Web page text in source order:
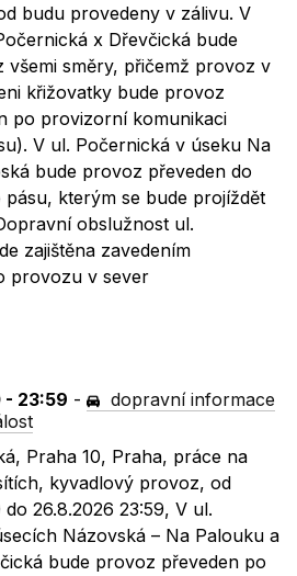
budu provedeny v zálivu. V
x Dřevčická bude
všemi směry, přičemž provoz v
křižovatky bude provoz
po provizorní komunikaci
V ul. Počernická v úseku Na
bude provoz převeden do
kterým se bude projíždět
obslužnost ul.
zajištěna zavedením
provozu v sever
- 23:59 -
dopravní informace
Praha 10, Praha, práce na
kyvadlový provoz, od
26.8.2026 23:59, V ul.
Názovská – Na Palouku a
bude provoz převeden po